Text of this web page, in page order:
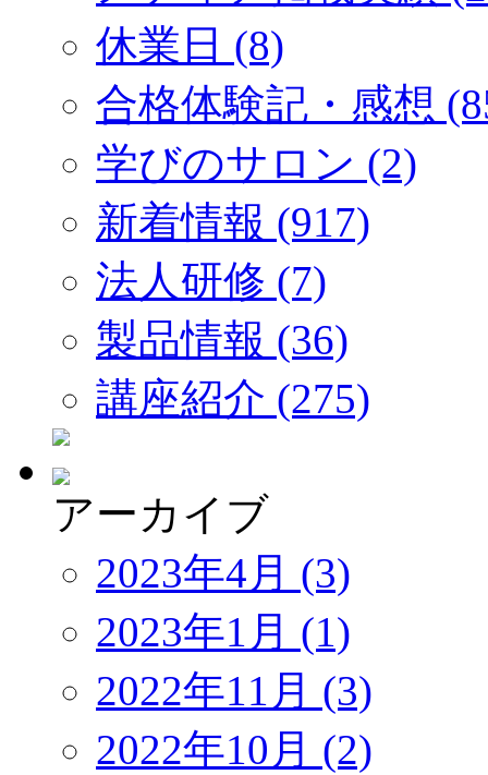
休業日 (8)
合格体験記・感想
学びのサロン (2)
新着情報 (917)
法人研修 (7)
製品情報 (36)
講座紹介 (275)
アーカイブ
2023年4月 (3)
2023年1月 (1)
2022年11月 (3)
2022年10月 (2)